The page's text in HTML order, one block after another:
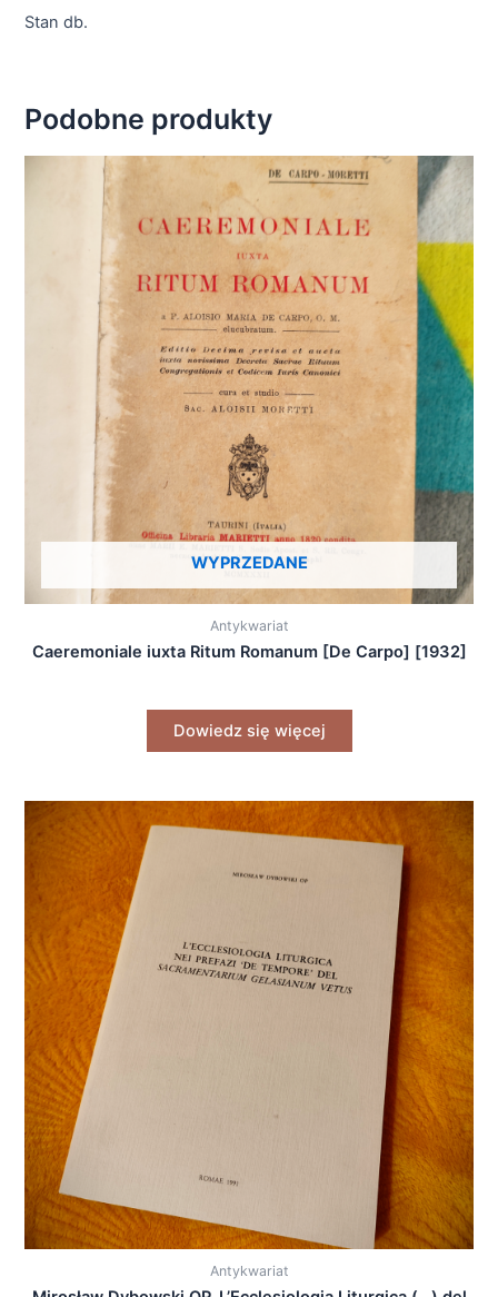
Stan db.
Podobne produkty
WYPRZEDANE
Antykwariat
Caeremoniale iuxta Ritum Romanum [De Carpo] [1932]
Dowiedz się więcej
Antykwariat